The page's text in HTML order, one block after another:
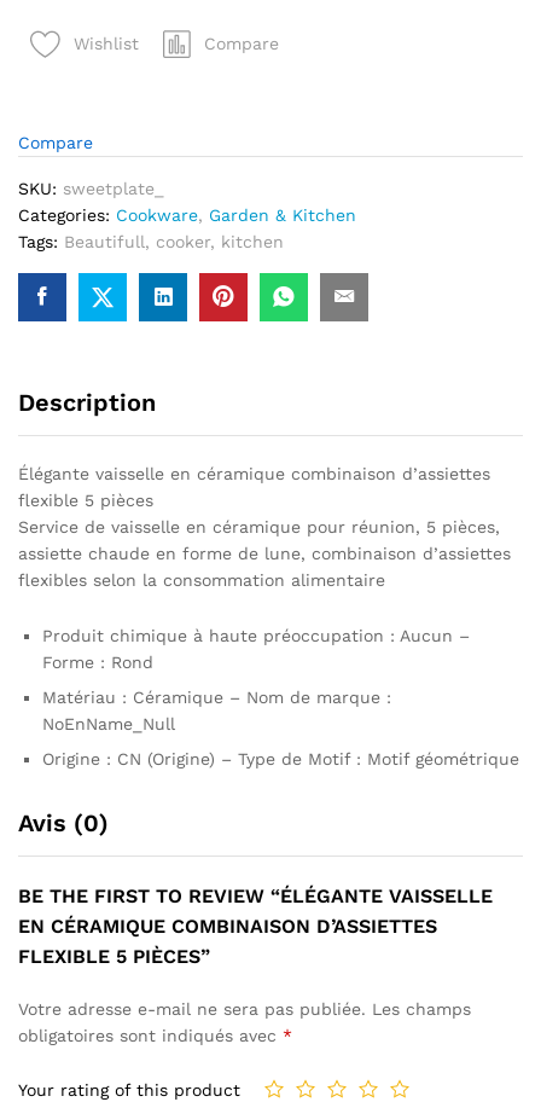
Élégante
vaisselle
combinaison
flexible
5
pièces
Wishlist Compare
Compare
SKU: sweetplate_
Categories: Cookware, Garden & Kitchen
Tags: Beautifull, cooker, kitchen
Description
Élégante vaisselle en céramique combinaison d’assiettes
flexible 5 pièces
Service de vaisselle en céramique pour réunion, 5 pièces,
assiette chaude en forme de lune, combinaison d’assiettes
flexibles selon la consommation alimentaire
Produit chimique à haute préoccupation : Aucun –
Forme : Rond
Matériau : Céramique – Nom de marque :
NoEnName_Null
Origine : CN (Origine) – Type de Motif : Motif géométrique
Avis (0)
BE THE FIRST TO REVIEW “ÉLÉGANTE VAISSELLE
EN CÉRAMIQUE COMBINAISON D’ASSIETTES
FLEXIBLE 5 PIÈCES”
Votre adresse e-mail ne sera pas publiée. Les champs
obligatoires sont indiqués avec *
Your rating of this product